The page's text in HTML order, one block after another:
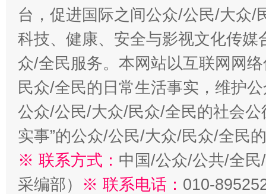
台，促进国际之间公众/公民/大众/
科技、健康、安全与影视文化传
众/全民服务。本网站以互联网网
民众/全民的日常生活事实，维护
公众/公民/大众/民众/全民的社会公
实事”的公众/公民/大众/民众/全民
※ 联系方式： 中国/公众/公共/全
采编部） ※ 联系电话： 010-